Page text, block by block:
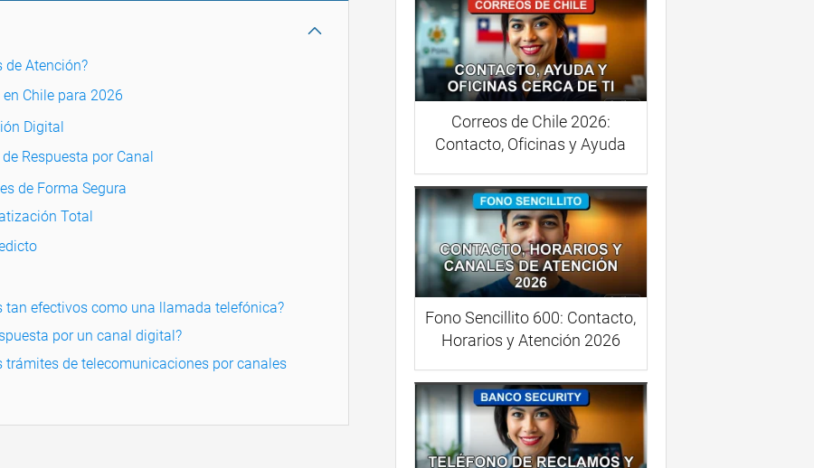
de Atención?
Chile para 2026
Digital
Respuesta por Canal
de Forma Segura
Total
tan efectivos como una llamada telefónica?
por un canal digital?
trámites de telecomunicaciones por canales
Correos de Chile 2026:
Contacto, Oficinas y Ayuda
Fono Sencillito 600: Contacto,
Horarios y Atención 2026